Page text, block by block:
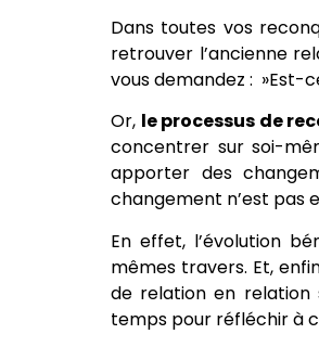
Dans toutes vos
retrouver l’ancienne
vous demandez : »Est-
Or, le processus de
concentrer sur soi-
apporter des
changement n’est pas
En effet, l’évolution
mêmes travers. Et,
de relation en relation
temps pour réfléchir à